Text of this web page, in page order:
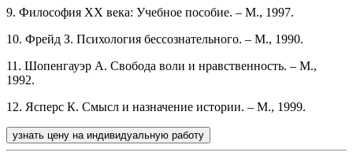
9. Философия ХХ века: Учебное пособие. – М., 1997.
10. Фрейд З. Психология бессознательного. – М., 1990.
11. Шопенгауэр А. Свобода воли и нравственность. – М.,
1992.
12. Ясперс К. Смысл и назначение истории. – М., 1999.
узнать цену на индивидуальную работу